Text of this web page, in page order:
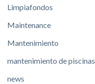
Limpiafondos
Maintenance
Mantenimiento
mantenimiento de piscinas
news